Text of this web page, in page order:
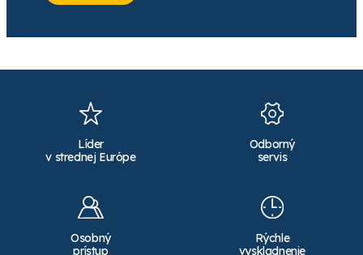
Líder
v strednej Európe
Odborný
servis
Osobný
prístup
Rýchle
vyskladnenie